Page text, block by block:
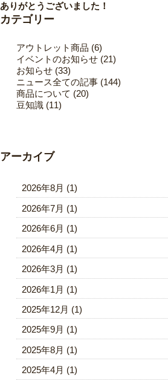
ありがとうございました！
カテゴリー
アウトレット商品 (6)
イベントのお知らせ(21)
お知らせ(33)
ニュース全ての記事(144)
商品について (20)
豆知識(11)
アーカイブ
2026年8月 (1)
2026年7月 (1)
2026年6月 (1)
2026年4月 (1)
2026年3月 (1)
2026年1月 (1)
2025年12月 (1)
2025年9月 (1)
2025年8月 (1)
2025年4月 (1)